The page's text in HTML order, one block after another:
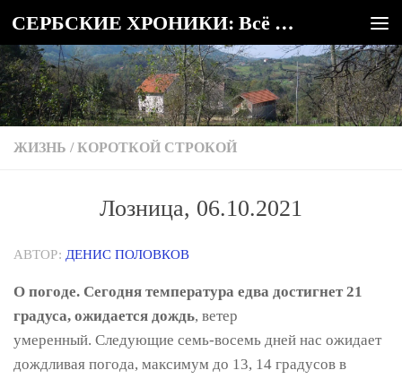
Под записью СЕРБСКИЕ ХРОНИКИ: Всё о Сербии
ЖИЗНЬ / КОРОТКОЙ СТРОКОЙ
Лозница, 06.10.2021
АВТОР: ДЕНИС ПОЛОВКОВ
О погоде. Сегодня температура едва достигнет 21
градуса, ожидается дождь, ветер
умеренный. Следующие семь-восемь дней нас ожидает
дождливая погода, максимум до 13, 14 градусов в